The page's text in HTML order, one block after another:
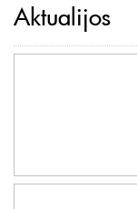
Aktualijos